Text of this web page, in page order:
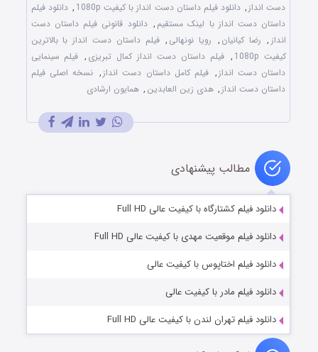
دست انداز , دانلود فیلم داستان دست انداز با کیفیت 1080p , دانلود فیلم
داستان دست انداز با لینک مستقیم , دانلود قانونی فیلم داستان دست
انداز , رضا کیانیان , رویا نونهالی , فیلم داستان دست انداز با بالاترین
کیفیت 1080p
, فیلم داستان دست انداز کمال تبریزی , فیلم سینمایی
داستان دست انداز , فیلم کامل داستان دست انداز , نسخه اصلی فیلم
داستان دست انداز , هدی زین العابدین , همایون ارشادی
مطالب پیشنهادی
دانلود فیلم کشتارگاه با کیفیت عالی Full HD
دانلود فیلم موقعیت مهدی با کیفیت عالی Full HD
دانلود فیلم اختاپوس با کیفیت عالی
دانلود فیلم مادر با کیفیت عالی
دانلود فیلم تهران لندن با کیفیت عالی Full HD